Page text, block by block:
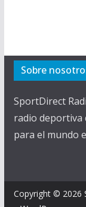
Sobre
SportDirect
radio deportiva
para el mundo
Copyright © 2026